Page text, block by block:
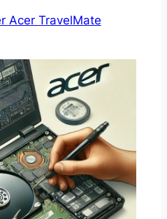
Acer TravelMate